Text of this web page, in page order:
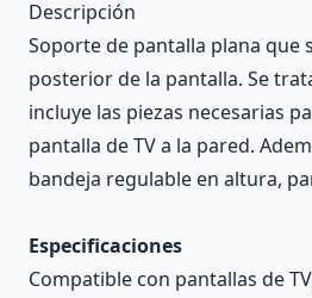
Descripción
Soporte de pantalla plana que
posterior de la pantalla. Se
incluye las piezas necesarias
pantalla de TV a la pared.
bandeja regulable en altura,
Especificaciones
Compatible con pantallas de